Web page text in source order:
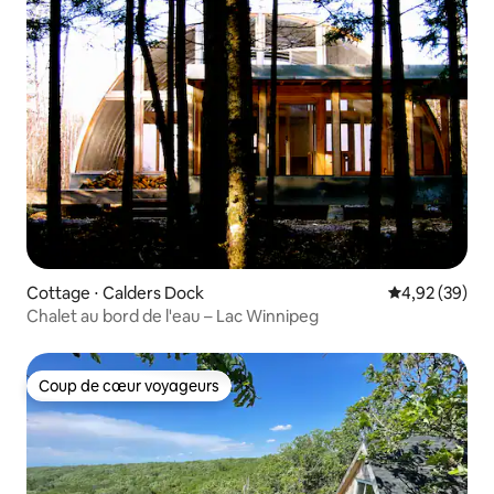
Cottage ⋅ Calders Dock Évaluation
4,92 (39)
Chalet au bord de l'eau – Lac Winnipeg
Coup de cœur voyageurs
Coup de cœur voyageurs